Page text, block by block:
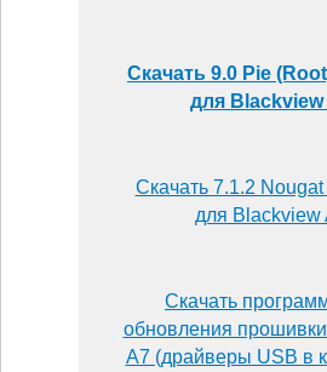
Скачать 9.0 Pie
для Blackview
Скачать 7.1.2
для Blackview
Скачать
обновления
A7 (драйверы USB в